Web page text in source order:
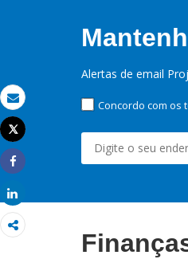
Email
Imprimir
Tweet
Share
Alertas de email
Concordo com os